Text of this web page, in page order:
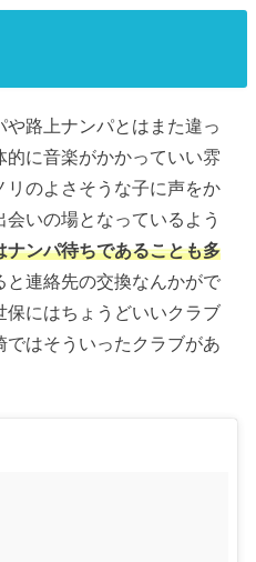
路上ナンパとはまた違っ
に音楽がかかっていい雰
リのよさそうな子に声をか
いの場となっているよう
ナンパ待ちであることも多
と連絡先の交換なんかがで
保にはちょうどいいクラブ
はそういったクラブがあ